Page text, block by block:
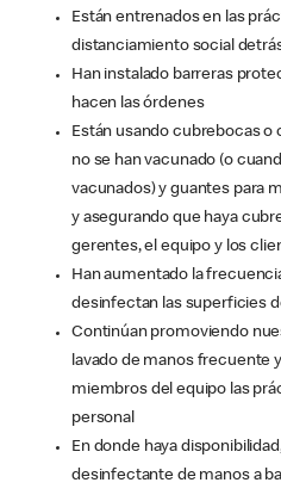
Están entrenados en las
distanciamiento social
Han instalado barreras
hacen las órdenes
Están usando cubrebocas
no se han vacunado (o
vacunados) y guantes para
y asegurando que haya
gerentes, el equipo y los
Han aumentado la
desinfectan las superficies
Continúan promoviendo
lavado de manos frecuente
miembros del equipo las
personal
En donde haya
desinfectante de manos a